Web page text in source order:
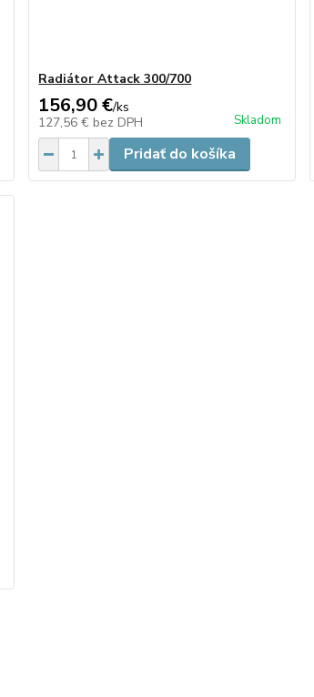
Radiátor Attack 300/700
156,90 €/ks
127,56 € bez DPH Skladom
Pridať do košíka